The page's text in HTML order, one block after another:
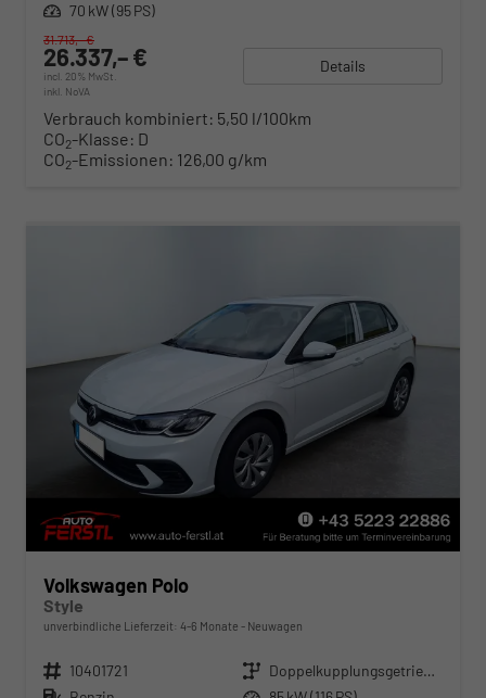
Leistung 70 kW (95 PS)
26.337,– €
incl. 20% MwSt.
inkl. NoVA
31.713,– €
Details
Verbrauch kombiniert: 5,50 l/100km
CO2-Klasse: D
CO2-Emissionen: 126,00 g/km
Volkswagen Polo
Style
unverbindliche Lieferzeit: 4-6 Monate Neuwagen
Fahrzeugnr. 10401721 Getriebe
Doppelkupplungsgetriebe (DSG)